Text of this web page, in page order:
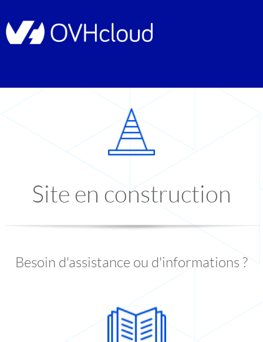
Site en construction
Besoin d'assistance ou d'informations ?